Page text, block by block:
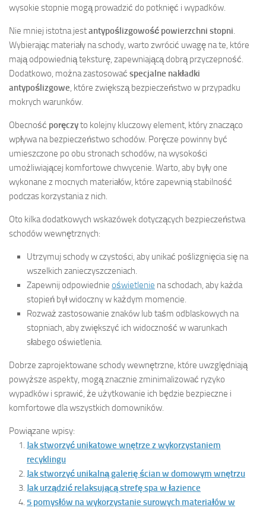
wysokie stopnie mogą prowadzić do potknięć i wypadków.
Nie mniej istotna jestantypoślizgowość powierzchni stopni.
Wybierając materiały na schody, warto zwrócić uwagę na te, które
mają odpowiednią teksturę, zapewniającą dobrą przyczepność.
Dodatkowo, można zastosować specjalne nakładki
antypoślizgowe, które zwiększą bezpieczeństwo w przypadku
mokrych warunków.
Obecność poręczyto kolejny kluczowy element, który znacząco
wpływa na bezpieczeństwo schodów. Poręcze powinny być
umieszczone po obu stronach schodów, na wysokości
umożliwiającej komfortowe chwycenie. Warto, aby były one
wykonane z mocnych materiałów, które zapewnią stabilność
podczas korzystania z nich.
Oto kilka dodatkowych wskazówek dotyczących bezpieczeństwa
schodów wewnętrznych:
Utrzymuj schody w czystości, aby unikać poślizgnięcia się na
wszelkich zanieczyszczeniach.
Zapewnij odpowiednie oświetlenie na schodach, aby każda
stopień był widoczny w każdym momencie.
Rozważ zastosowanie znaków lub taśm odblaskowych na
stopniach, aby zwiększyć ich widoczność w warunkach
słabego oświetlenia.
Dobrze zaprojektowane schody wewnętrzne, które uwzględniają
powyższe aspekty, mogą znacznie zminimalizować ryzyko
wypadków i sprawić, że użytkowanie ich będzie bezpieczne i
komfortowe dla wszystkich domowników.
Powiązane wpisy:
Jak stworzyć unikatowe wnętrze z wykorzystaniem
recyklingu
Jak stworzyć unikalną galerię ścian w domowym wnętrzu
Jak urządzić relaksującą strefę spa w łazience
5 pomysłów na wykorzystanie surowych materiałów w